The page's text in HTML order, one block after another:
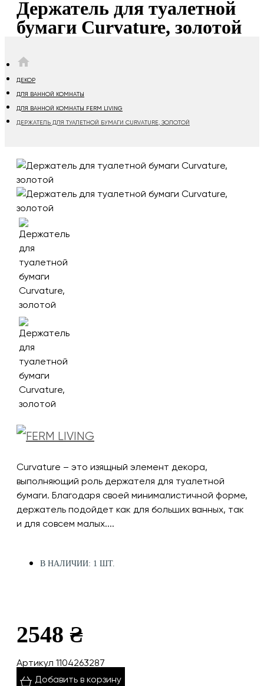
Держатель для туалетной
бумаги Curvature, золотой
ДЕКОР
ДЛЯ ВАННОЙ КОМНАТЫ
ДЛЯ ВАННОЙ КОМНАТЫ FERM LIVING
ДЕРЖАТЕЛЬ ДЛЯ ТУАЛЕТНОЙ БУМАГИ CURVATURE, ЗОЛОТОЙ
Curvature – это изящный элемент декора,
выполняющий роль держателя для туалетной
бумаги. Благодаря своей минималистичной форме,
держатель подойдет как для больших ванных, так
и для совсем малых....
В НАЛИЧИИ: 1 ШТ.
2548 ₴
Артикул 1104263287
Добавить в корзину